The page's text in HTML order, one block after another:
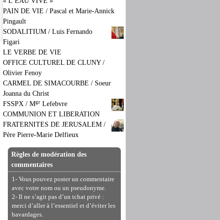
PAIN DE VIE / Pascal et Marie-Annick
Pingault
SODALITIUM / Luis Fernando
Figari
LE VERBE DE VIE
OFFICE CULTUREL DE CLUNY /
Olivier Fenoy
CARMEL DE SIMACOURBE / Soeur
Joanna du Christ
FSSPX / Mgr Lefebvre
COMMUNION ET LIBERATION
FRATERNITES DE JERUSALEM /
Père Pierre-Marie Delfieux
Règles de modération des
commentaires
1- Vous pouvez poster un commentaire
avec votre nom ou un pseudonyme.
2- Il ne s’agit pas d’un tchat privé :
merci d’aller à l’essentiel et d’éviter les
bavardages.